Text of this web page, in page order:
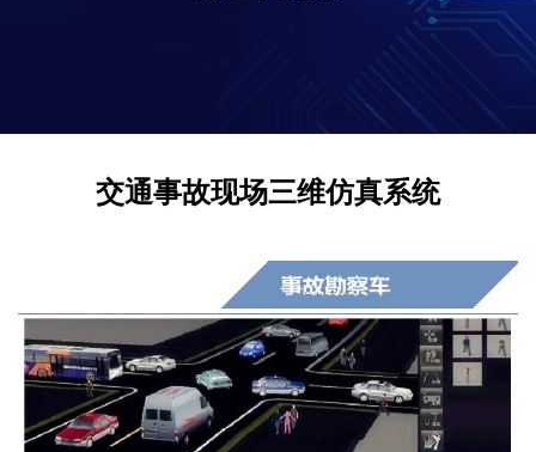
交通事故现场三维仿真系统